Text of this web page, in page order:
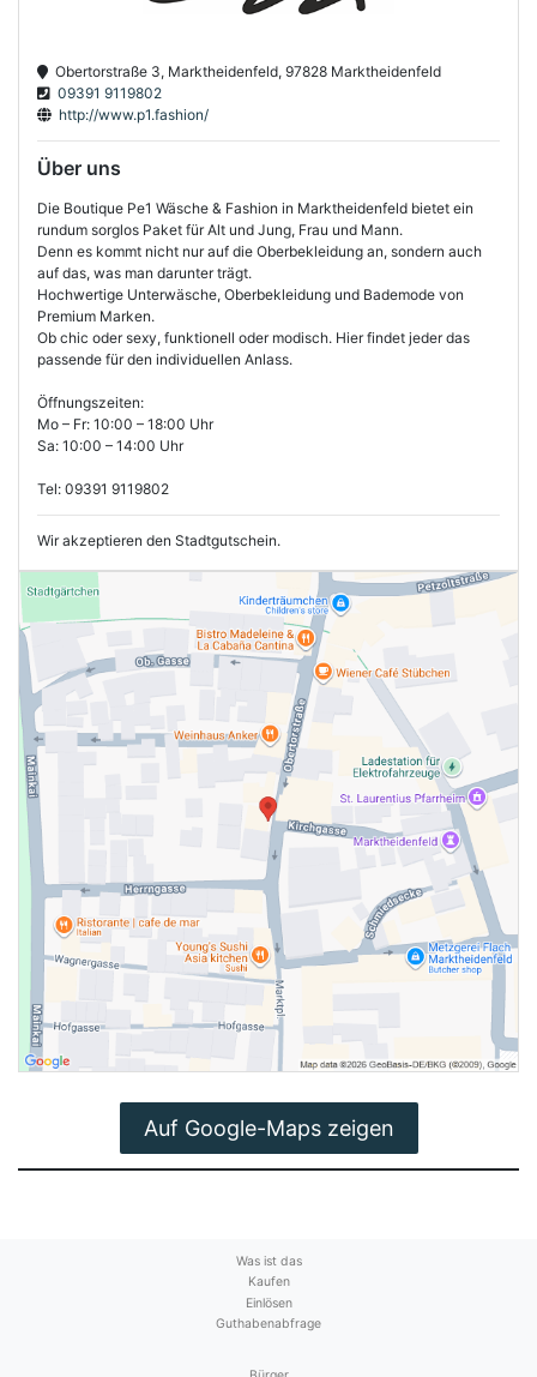
Obertorstraße 3, Marktheidenfeld, 97828 Marktheidenfeld
09391 9119802
http://www.p1.fashion/
Über uns
Die Boutique Pe1 Wäsche & Fashion in Marktheidenfeld bietet ein
rundum sorglos Paket für Alt und Jung, Frau und Mann.
Denn es kommt nicht nur auf die Oberbekleidung an, sondern auch
auf das, was man darunter trägt.
Hochwertige Unterwäsche, Oberbekleidung und Bademode von
Premium Marken.
Ob chic oder sexy, funktionell oder modisch. Hier findet jeder das
passende für den individuellen Anlass.
Öffnungszeiten:
Mo – Fr: 10:00 – 18:00 Uhr
Sa: 10:00 – 14:00 Uhr
Tel: 09391 9119802
Wir akzeptieren den Stadtgutschein.
Auf Google-Maps zeigen
Was ist das
Kaufen
Einlösen
Guthabenabfrage